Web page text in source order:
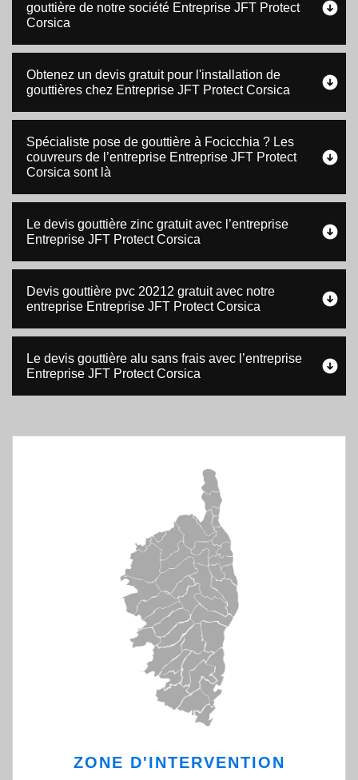
gouttière de notre société Entreprise JFT Protect
Corsica
Obtenez un devis gratuit pour l'installation de
gouttières chez Entreprise JFT Protect Corsica
Spécialiste pose de gouttière à Focicchia ? Les
couvreurs de l’entreprise Entreprise JFT Protect
Corsica sont là
Le devis gouttière zinc gratuit avec l’entreprise
Entreprise JFT Protect Corsica
Devis gouttière pvc 20212 gratuit avec notre
entreprise Entreprise JFT Protect Corsica
Le devis gouttière alu sans frais avec l’entreprise
Entreprise JFT Protect Corsica
ZONE D'INTERVENTION